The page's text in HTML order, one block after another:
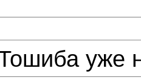
уже